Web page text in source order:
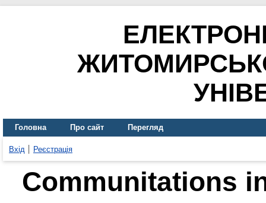
Головна Про сайт Перегляд
Вхід Реєстрація
Communitations